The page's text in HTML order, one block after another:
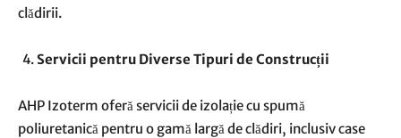
clădirii.
Servicii pentru Diverse Tipuri de Construcții
AHP Izoterm oferă servicii de izolație cu spumă
poliuretanică pentru o gamă largă de clădiri, inclusiv case